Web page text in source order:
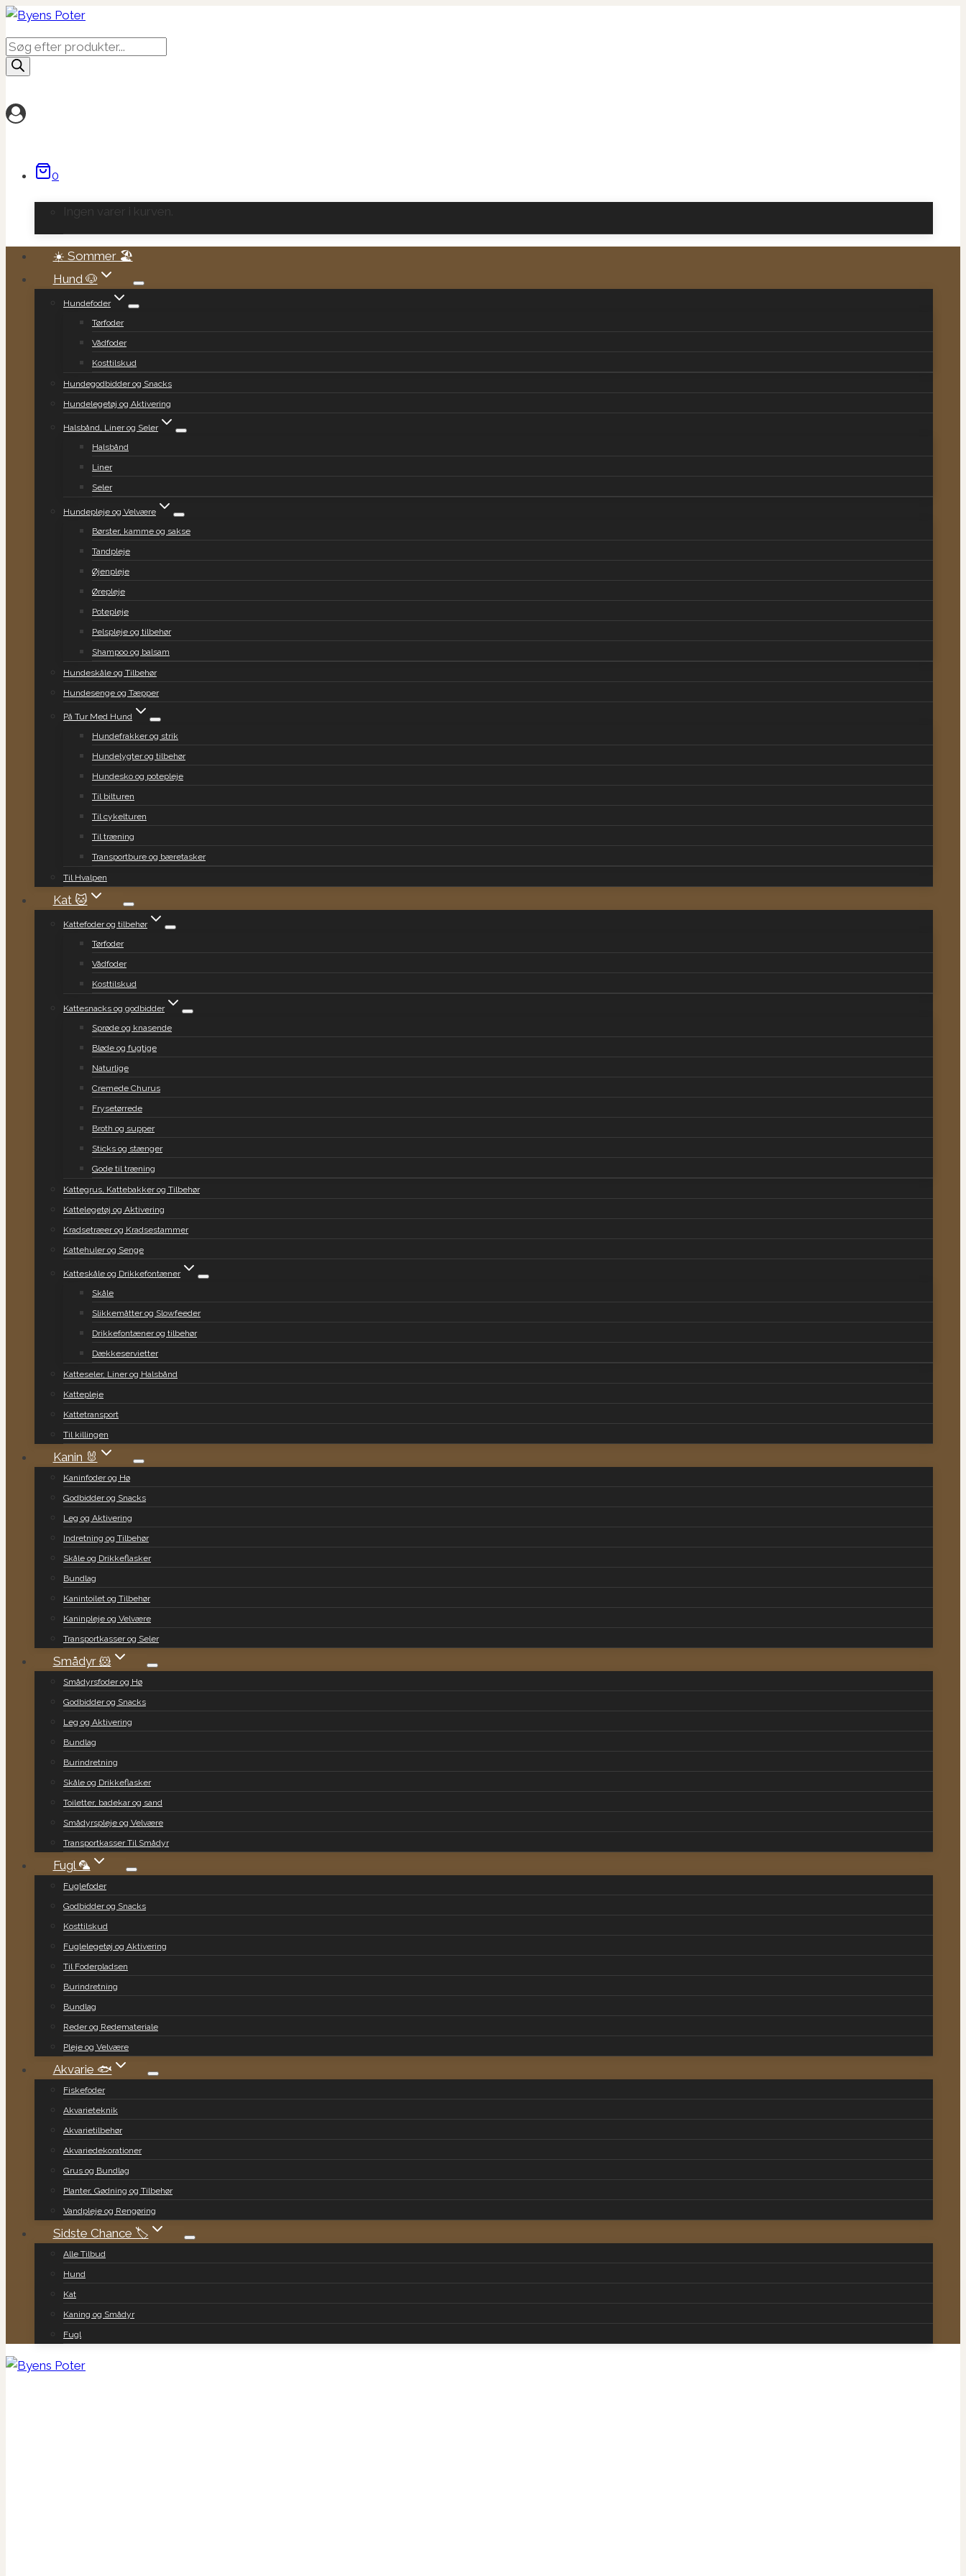
Fortsæt
til
indhold
Products
search
0
Ingen varer i kurven.
☀️ Sommer 🏖️
Hund 🐶
Hundefoder
Tørfoder
Vådfoder
Kosttilskud
Hundegodbidder og Snacks
Hundelegetøj og Aktivering
Halsbånd, Liner og Seler
Halsbånd
Liner
Seler
Hundepleje og Velvære
Børster, kamme og sakse
Tandpleje
Øjenpleje
Ørepleje
Potepleje
Pelspleje og tilbehør
Shampoo og balsam
Hundeskåle og Tilbehør
Hundesenge og Tæpper
På Tur Med Hund
Hundefrakker og strik
Hundelygter og tilbehør
Hundesko og potepleje
Til bilturen
Til cykelturen
Til træning
Transportbure og bæretasker
Til Hvalpen
Kat 🐱
Kattefoder og tilbehør
Tørfoder
Vådfoder
Kosttilskud
Kattesnacks og godbidder
Sprøde og knasende
Bløde og fugtige
Naturlige
Cremede Churus
Frysetørrede
Broth og supper
Sticks og stænger
Gode til træning
Kattegrus, Kattebakker og Tilbehør
Kattelegetøj og Aktivering
Kradsetræer og Kradsestammer
Kattehuler og Senge
Katteskåle og Drikkefontæner
Skåle
Slikkemåtter og Slowfeeder
Drikkefontæner og tilbehør
Dækkeservietter
Katteseler, Liner og Halsbånd
Kattepleje
Kattetransport
Til killingen
Kanin 🐰
Kaninfoder og Hø
Godbidder og Snacks
Leg og Aktivering
Indretning og Tilbehør
Skåle og Drikkeflasker
Bundlag
Kanintoilet og Tilbehør
Kaninpleje og Velvære
Transportkasser og Seler
Smådyr 🐹
Smådyrsfoder og Hø
Godbidder og Snacks
Leg og Aktivering
Bundlag
Burindretning
Skåle og Drikkeflasker
Toiletter, badekar og sand
Smådyrspleje og Velvære
Transportkasser Til Smådyr
Fugl 🦜
Fuglefoder
Godbidder og Snacks
Kosttilskud
Fuglelegetøj og Aktivering
Til Foderpladsen
Burindretning
Bundlag
Reder og Redemateriale
Pleje og Velvære
Akvarie 🐟
Fiskefoder
Akvarieteknik
Akvarietilbehør
Akvariedekorationer
Grus og Bundlag
Planter, Gødning og Tilbehør
Vandpleje og Rengøring
Sidste Chance 🏷️
Alle Tilbud
Hund
Kat
Kaning og Smådyr
Fugl